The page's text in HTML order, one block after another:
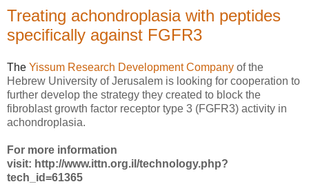
Treating achondroplasia with peptides
specifically against FGFR3
The Yissum Research Development Company of the
Hebrew University of Jerusalem is looking for cooperation to
further develop the strategy they created to block the
fibroblast growth factor receptor type 3 (FGFR3) activity in
achondroplasia.
For more information
visit: http://www.ittn.org.il/technology.php?
tech_id=61365